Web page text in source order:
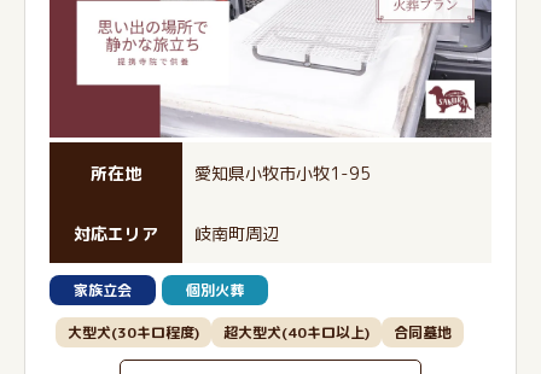
所在地 愛知県小牧市小牧1-95
対応エリア 岐南町周辺
家族立会 個別火葬
大型犬(30キロ程度) 超大型犬(40キロ以上) 合同墓地